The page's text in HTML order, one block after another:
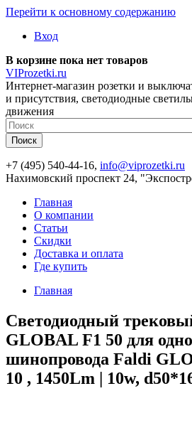
Перейти к основному содержанию
Вход
В корзине пока нет товаров
VIProzetki.ru
Интернет-магазин розетки и
и присутствия, светодиодные
движения
+7 (495) 540-44-16, info@viprozetki.ru
Нахимовский проспект 24,
Главная
О компании
Статьи
Скидки
Доставка и оплата
Где купить
Главная
Светодиодный
GLOBAL F1 50 для
шинопровода Faldi
10 , 1450Lm | 10w,